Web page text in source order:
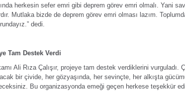
herkesin sefer emri gibi deprem görev emri olmalı. Yani
Mutlaka bizde de deprem görev emri olması lazım.
dedi.
Tam Destek Verdi
Ali Rıza Çalışır, projeye tam destek verdiklerini vurguladı.
bir çivide, her gözyaşında, her sevinçte, her alkışta
Bu organizasyonda emeği geçen herkese teşekkür